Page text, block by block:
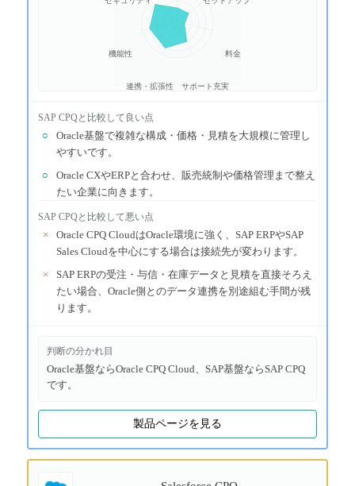
料金
サポート充実
連携・拡張性
機能性
SAP CPQ と比較して良い点
○
Oracle基盤で複雑な構成・価格・見積を大規模に管理し
やすいです。
○
Oracle CXやERPと合わせ、販売統制や価格管理まで整え
たい企業に向きます。
SAP CPQ と比較して悪い点
×
Oracle CPQ CloudはOracle環境に強く、SAP ERPやSAP
Sales Cloudを中心にする場合は接続先が変わります。
×
SAP ERPの受注・与信・在庫データと見積を直接そろえ
たい場合、Oracle側とのデータ連携を別途組む手間が残
ります。
判断の分かれ目
Oracle基盤ならOracle CPQ Cloud、SAP基盤ならSAP CPQ
です。
製品ページを見る